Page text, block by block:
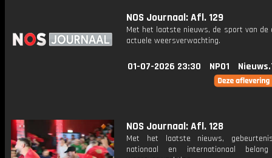
NOS Journaal: Afl. 129
Met het laatste nieuws, de sport van de
actuele weersverwachting.
01-07-2026 23:30 NPO1
NOS Journaal: Afl. 128
Met het laatste nieuws,
nationaal en internationaal